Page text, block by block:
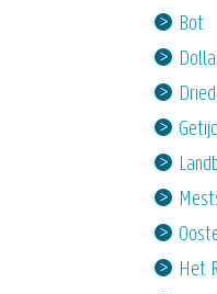
Bot
Het